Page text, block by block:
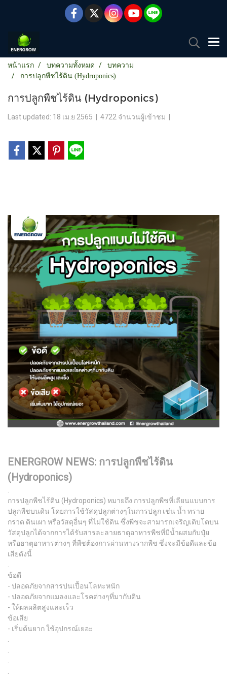
หน้าแรก บทความทั้งหมด
บทความ
การปลูกพืชไร้ดิน (Hydroponics)
การปลูกพืชไร้ดิน (Hydroponics)
Last updated: 18 เม.ย 2565 4722 จำนวนผู้เข้าชม
ENERGROW NEWS: การปลูกพืชไร้ดิน
(Hydroponics)
การปลูกพืชไร้ดิน (Hydroponics) หมายถึง การปลูกพืชที่เลียนแบบการ
ปลูกพืชบนดิน โดยการใช้วัสดุปลูกต่างๆในการปลูก เช่น น้ำ ทราย
กรวด ดินเผา หรือวัสดุอื่นๆ ที่ไม่ใช้ดิน ซึ่งพืชจะสามารถเจริญเติบโตบน
วัสดุปลูกได้จากการได้รับสารละลายธาตุอาหารพืชที่มีน้ำผสมกับปุ๋ย
หรือธาตุอาหารต่างๆ ที่พืชต้องการผ่านทางรากพืช ซึ่งจะมีข้อดีและข้อ
เสียดังนี้
ข้อดี
- ปลอดภัยจากสารปนเปื้อนโลหะหนัก
- ปลอดภัยจากแมลงและโรคต่างๆที่มากับดิน
- ให้ผลผลิตสูงและเร็ว
ข้อเสีย
- เริ่มต้นยาก ใช้อุปกรณ์เยอะ